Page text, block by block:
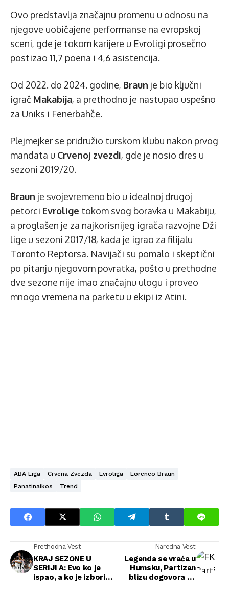
Ovo predstavlja značajnu promenu u odnosu na
njegove uobičajene performanse na evropskoj
sceni, gde je tokom karijere u Evroligi prosečno
postizao 11,7 poena i 4,6 asistencija.
Od 2022. do 2024. godine, Braun je bio ključni
igrač Makabija, a prethodno je nastupao uspešno
za Uniks i Fenerbahče.
Plejmejker se pridružio turskom klubu nakon prvog
mandata u Crvenoj zvezdi, gde je nosio dres u
sezoni 2019/20.
Braun je svojevremeno bio u idealnoj drugoj
petorci Evrolige tokom svog boravka u Makabiju,
a proglašen je za najkorisnijeg igrača razvojne Dži
lige u sezoni 2017/18, kada je igrao za filijalu
Toronto Reptorsa. Navijači su pomalo i skeptični
po pitanju njegovom povratka, pošto u prethodne
dve sezone nije imao značajnu ulogu i proveo
mnogo vremena na parketu u ekipi iz Atini.
ABA Liga Crvena Zvezda Evroliga
Lorenco Braun
Panatinaikos
Trend
Prethodna Vest
KRAJ SEZONE U
SERIJI A: Evo ko je
ispao, a ko je izborio
Naredna Vest
Legenda se vraća u
Humsku, Partizan
blizu dogovora sa